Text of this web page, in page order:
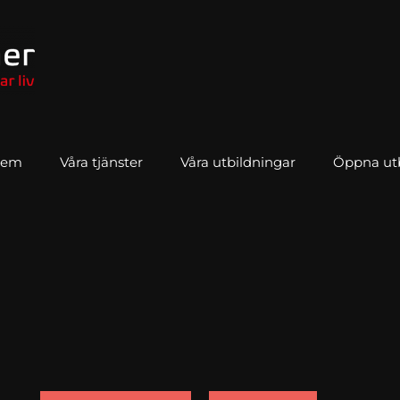
Våra tjänster Våra utbildningar Öppna